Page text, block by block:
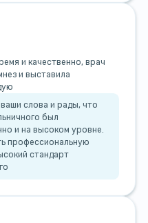
и качественно, врач
и выставила
слова и рады, что
был
и на высоком уровне.
профессиональную
стандарт